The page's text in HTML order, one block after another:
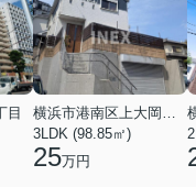
目
横浜市港南区上大岡東２丁目
3LDK (98.85㎡)
25万円